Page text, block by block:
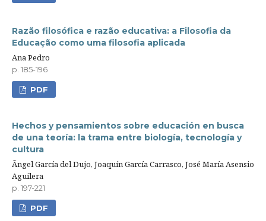
Razão filosófica e razão educativa: a Filosofia da
Educação como uma filosofia aplicada
Ana Pedro
p. 185-196
PDF
Hechos y pensamientos sobre educación en busca
de una teoría: la trama entre biología, tecnología y
cultura
Ãngel García del Dujo, Joaquín García Carrasco, José María Asensio
Aguilera
p. 197-221
PDF